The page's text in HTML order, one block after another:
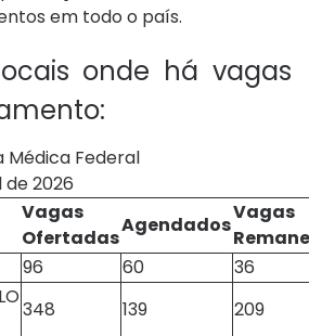
em todo o país.
onde há vagas
Médica Federal
2026
Vagas
Ofertadas
Agendados
Vagas
96 60
36
348 139
209